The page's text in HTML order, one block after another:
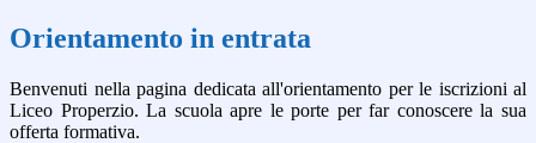
Orientamento in entrata
Benvenuti nella pagina dedicata all'orientamento per le iscrizioni al
Liceo Properzio. La scuola apre le porte per far conoscere la sua
offerta formativa.